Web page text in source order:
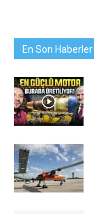
En Son Haberler